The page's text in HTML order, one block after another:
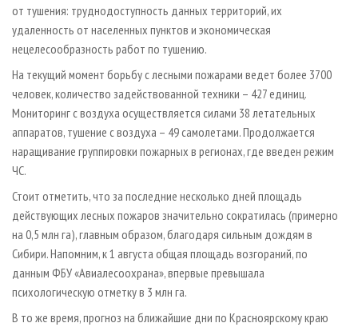
от тушения: труднодоступность данных территорий, их
удаленность от населенных пунктов и экономическая
нецелесообразность работ по тушению.
На текущий момент борьбу с лесными пожарами ведет более 3700
человек, количество задействованной техники – 427 единиц.
Мониторинг с воздуха осуществляется силами 38 летательных
аппаратов, тушение с воздуха – 49 самолетами. Продолжается
наращивание группировки пожарных в регионах, где введен режим
ЧС.
Стоит отметить, что за последние несколько дней площадь
действующих лесных пожаров значительно сократилась (примерно
на 0,5 млн га), главным образом, благодаря сильным дождям в
Сибири. Напомним, к 1 августа общая площадь возгораний, по
данным ФБУ «Авиалесоохрана», впервые превышала
психологическую отметку в 3 млн га.
В то же время, прогноз на ближайшие дни по Красноярскому краю